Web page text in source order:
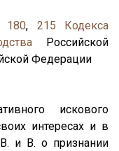
180, 215
Кодекса
Российской
Федерации
искового
интересах и в
В. и В. о признании